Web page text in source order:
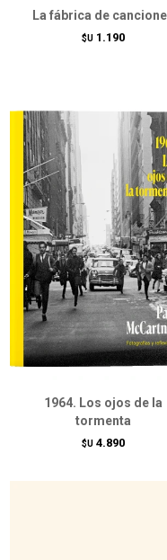
La fábrica de
$U 1.190
1964. Los ojos de la
tormenta
$U 4.890